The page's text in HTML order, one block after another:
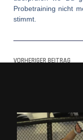
Probetraining nicht
stimmt.
VORHERIGER BEITRAG